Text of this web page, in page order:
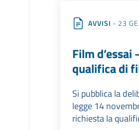
AVVISI - 23
Film
qualifica di
Si pubblica la
legge 14
richiesta la